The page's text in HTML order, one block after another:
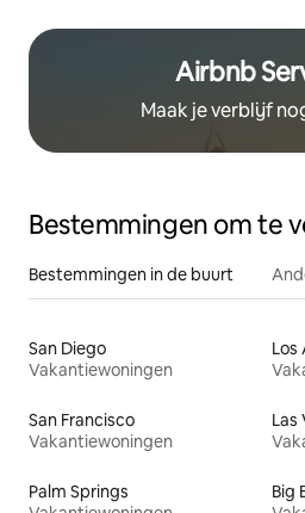
Airbnb
Maak je verblijf
Bestemmingen om te
Bestemmingen in de buurt
San Diego
Vakantiewoningen
Los
San Francisco
Vakantiewoningen
Las
Palm Springs
Big